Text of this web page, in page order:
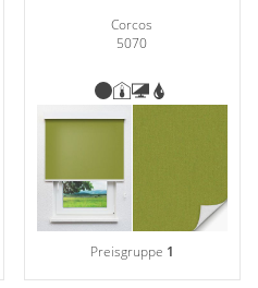
Corcos
5070
Preisgruppe 1